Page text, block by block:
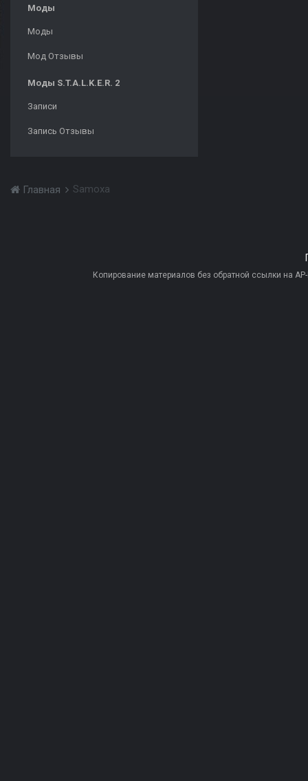
Моды
Моды
Мод Отзывы
Моды S.T.A.L.K.E.R. 2
Записи
Запись Отзывы
Главная Samoxa
Копирование материалов без обратной ссылки на